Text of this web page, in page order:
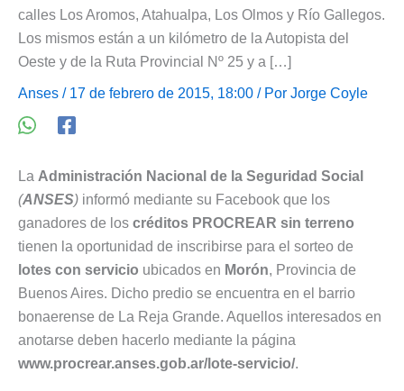
calles Los Aromos, Atahualpa, Los Olmos y Río Gallegos.
Los mismos están a un kilómetro de la Autopista del
Oeste y de la Ruta Provincial Nº 25 y a […]
Anses / 17 de febrero de 2015, 18:00 / Por Jorge Coyle
La Administración Nacional de la Seguridad Social
(ANSES) informó mediante su Facebook que los
ganadores de los créditos PROCREAR sin terreno
tienen la oportunidad de inscribirse para el sorteo de
lotes con servicio ubicados en Morón, Provincia de
Buenos Aires. Dicho predio se encuentra en el barrio
bonaerense de La Reja Grande. Aquellos interesados en
anotarse deben hacerlo mediante la página
www.procrear.anses.gob.ar/lote-servicio/.